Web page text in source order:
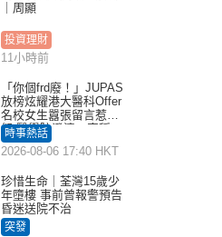
｜周顯
投資理財
11小時前
「你個frd廢！」JUPAS
放榜炫耀港大醫科Offer
名校女生囂張留言惹眾
怒 醫學院澄清：宣稱
「40.5分獲錄取」不符事
實｜Juicy叮
時事熱話
2026-08-06 17:40 HKT
珍惜生命｜荃灣15歲少
年墮樓 事前曾報警預告
昏迷送院不治
突發